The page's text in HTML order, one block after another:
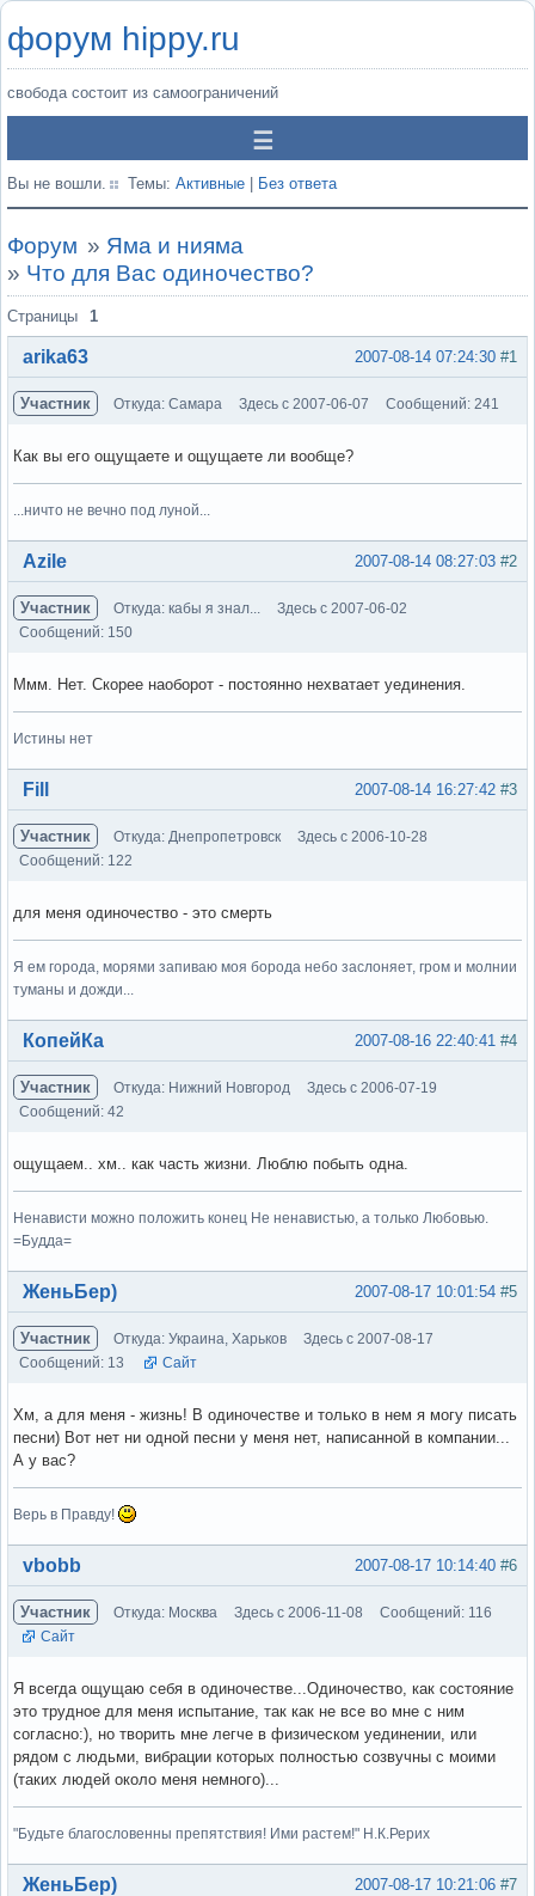
форум hippy.ru
свобода состоит из самоограничений
Вы не вошли. Темы: Активные Без ответа
Форум » Яма и нияма
» Что для Вас одиночество?
Страницы 1
#1
2007-08-14 07:24:30
arika63
Участник Откуда: Самара Здесь с 2007-06-07 Сообщений: 241
Как вы его ощущаете и ощущаете ли вообще?
...ничто не вечно под луной...
Вне форума #2
2007-08-14 08:27:03
Azile
Участник Откуда: кабы я знал...
Здесь с 2007-06-02
Сообщений: 150
Ммм. Нет. Скорее наоборот - постоянно нехватает уединения.
Истины нет
Вне форума #3
2007-08-14 16:27:42
Fill
Участник Откуда: Днепропетровск
Здесь с 2006-10-28
Сообщений: 122
для меня одиночество - это смерть
Я ем города, морями запиваю моя борода небо заслоняет, гром и молнии
туманы и дожди...
Вне форума #4
2007-08-16 22:40:41
КопейКа
Участник Откуда: Нижний Новгород
Здесь с 2006-07-19
Сообщений: 42
ощущаем.. хм.. как часть жизни. Люблю побыть одна.
Ненависти можно положить конец Не ненавистью, а только Любовью.
=Будда=
Вне форума #5
2007-08-17 10:01:54
ЖеньБер)
Участник Откуда: Украина, Харьков
Здесь с 2007-08-17
Сообщений: 13
Сайт
Хм, а для меня - жизнь! В одиночестве и только в нем я могу писать
песни) Вот нет ни одной песни у меня нет, написанной в компании...
А у вас?
Верь в Правду!
Вне форума #6
2007-08-17 10:14:40
vbobb
Участник Откуда: Москва Здесь с 2006-11-08
Сообщений: 116
Сайт
Я всегда ощущаю себя в одиночестве...Одиночество, как состояние
это трудное для меня испытание, так как не все во мне с ним
согласно:), но творить мне легче в физическом уединении, или
рядом с людьми, вибрации которых полностью созвучны с моими
(таких людей около меня немного)...
"Будьте благословенны препятствия! Ими растем!" Н.К.Рерих
Вне форума #7
2007-08-17 10:21:06
ЖеньБер)